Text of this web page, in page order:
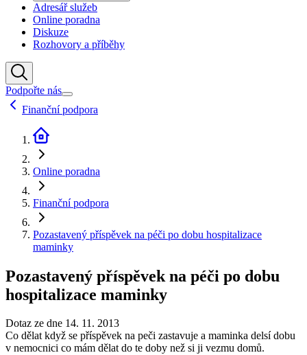
Adresář služeb
Online poradna
Diskuze
Rozhovory a příběhy
Podpořte nás
Finanční podpora
Online poradna
Finanční podpora
Pozastavený příspěvek na péči po dobu hospitalizace
maminky
Pozastavený příspěvek na péči po dobu
hospitalizace maminky
Dotaz ze dne 14. 11. 2013
Co dělat když se příspěvek na peči zastavuje a maminka delsí dobu
v nemocnici co mám dělat do te doby než si ji vezmu domů.